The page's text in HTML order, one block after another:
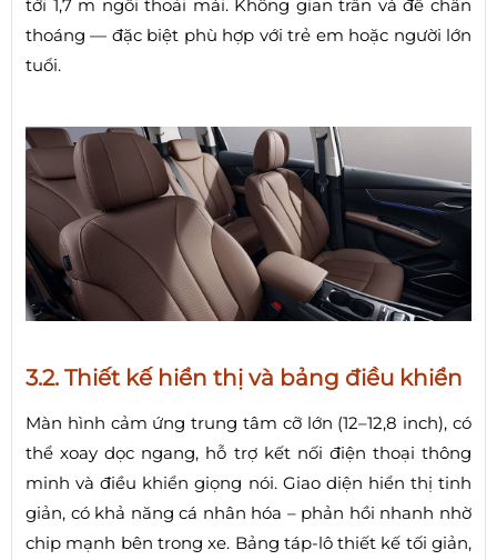
tới 1,7 m ngồi thoải mái. Không gian trần và để chân
thoáng — đặc biệt phù hợp với trẻ em hoặc người lớn
tuổi.
3.2. Thiết kế hiển thị và bảng điều khiển
Màn hình cảm ứng trung tâm cỡ lớn (12–12,8 inch), có
thể xoay dọc ngang, hỗ trợ kết nối điện thoại thông
minh và điều khiển giọng nói. Giao diện hiển thị tinh
giản, có khả năng cá nhân hóa – phản hồi nhanh nhờ
chip mạnh bên trong xe. Bảng táp-lô thiết kế tối giản,